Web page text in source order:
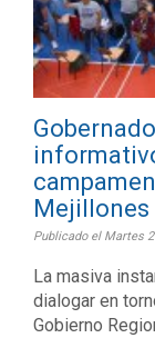
Mejillones
Publicado el Martes
La masiva
dialogar en
Gobierno